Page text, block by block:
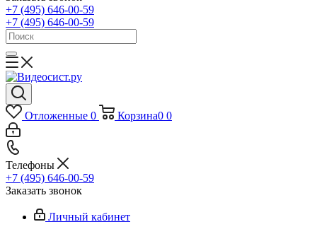
+7 (495) 646-00-59
+7 (495) 646-00-59
Отложенные 0 Корзина0 0
Телефоны
+7 (495) 646-00-59
Заказать звонок
Личный кабинет